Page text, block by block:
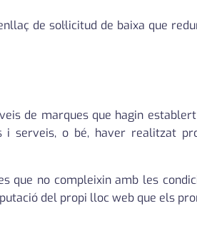
de sol·licitud de baixa que
de marques que hagin
serveis, o bé, haver realitzat
no compleixin amb les
del propi lloc web que els